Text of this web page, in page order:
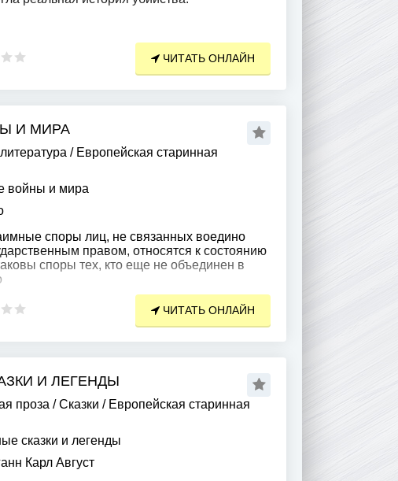
ЧИТАТЬ ОНЛАЙН
И МИРА
/ Европейская старинная
войны и мира
споры лиц, не связанных воедино
правом, относятся к состоянию
споры тех, кто еще не объединен в
ЧИТАТЬ ОНЛАЙН
И ЛЕГЕНДЫ
проза /Сказки / Европейская старинная
сказки и легенды
Карл Август